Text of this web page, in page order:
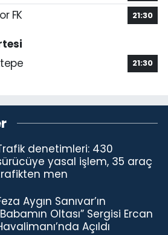
FK 21:30
21:30
denetimleri: 430
yasal işlem, 35 araç
men
Aygın Sanıvar’ın
Oltası” Sergisi Ercan
Açıldı